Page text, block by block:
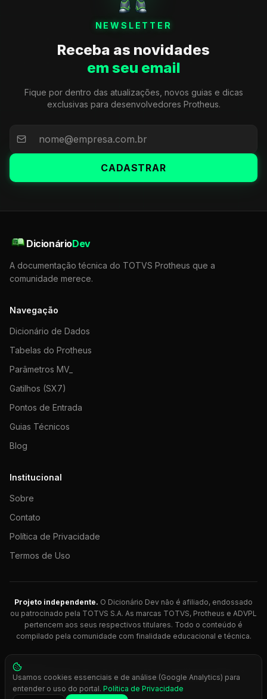
NEWSLETTER
Receba as novidades
em seu email
Fique por dentro das atualizações, novos guias e dicas
exclusivas para desenvolvedores Protheus.
CADASTRAR
DicionárioDev
A documentação técnica do TOTVS Protheus que a
comunidade merece.
Navegação
Dicionário de Dados
Tabelas do Protheus
Parâmetros MV_
Gatilhos (SX7)
Pontos de Entrada
Guias Técnicos
Blog
Institucional
Sobre
Contato
Política de Privacidade
Termos de Uso
Projeto independente. O Dicionário Dev não é afiliado, endossado
ou patrocinado pela TOTVS S.A. As marcas TOTVS, Protheus e ADVPL
pertencem aos seus respectivos titulares. Todo o conteúdo é
compilado pela comunidade com finalidade educacional e técnica.
© 2026 Dicionário Dev. Feito com 💚 para desenvolvedores
Protheus.
Press Ctrl+K
Usamos cookies essenciais e de análise (Google Analytics) para
entender o uso do portal. Política de Privacidade